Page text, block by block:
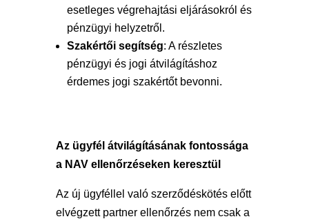
esetleges végrehajtási eljárásokról és
pénzügyi helyzetről.
Szakértői segítség: A részletes
pénzügyi és jogi átvilágításhoz
érdemes jogi szakértőt bevonni.
Az ügyfél átvilágításának fontossága
a NAV ellenőrzéseken keresztül
Az új ügyféllel való szerződéskötés előtt
elvégzett partner ellenőrzés nem csak a